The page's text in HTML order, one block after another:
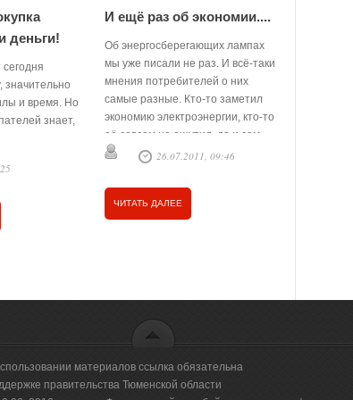
деньги!
сегодня
значительно
и время. Но
знает,
расходы
…
И ещё раз об экономии....
Об энергосберегающих лампах
мы уже писали не раз. И всё-таки
мнения потребителей о них
самые разные. Кто-то заметил
экономию электроэнергии, кто-то
её совсем не ощутил, да и сам
свет новой лампочки …
26.07.2011, 09:46
ЧИТАТЬ ДАЛЕЕ
материалов ссылка обязательна
правительства Тюменской области